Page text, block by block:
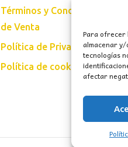
Para ofrecer
almacenar
tecnologías
afectar
Términos y Condiciones
de Venta
Política de Privacidad
Política de cookies (UE)